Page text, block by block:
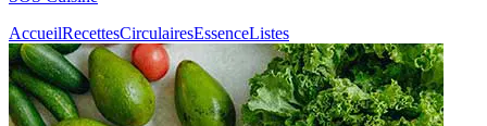
AccueilRecettesCirculairesEssenceListes